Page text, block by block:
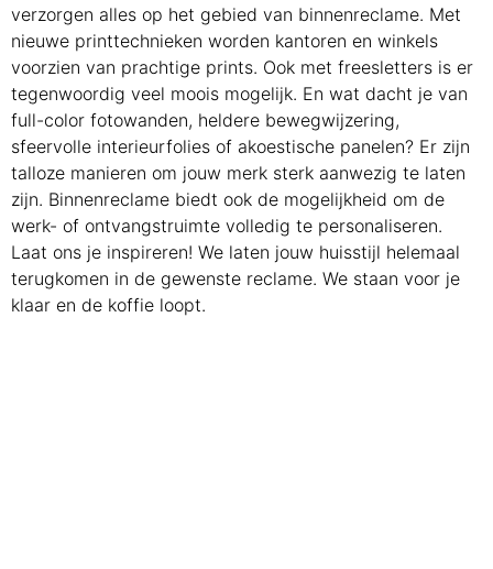
verzorgen alles op het gebied van binnenreclame. Met
nieuwe printtechnieken worden kantoren en winkels
voorzien van prachtige prints. Ook met freesletters is er
tegenwoordig veel moois mogelijk. En wat dacht je van
full-color fotowanden, heldere bewegwijzering,
sfeervolle interieurfolies of akoestische panelen? Er zijn
talloze manieren om jouw merk sterk aanwezig te laten
zijn. Binnenreclame biedt ook de mogelijkheid om de
werk- of ontvangstruimte volledig te personaliseren.
Laat ons je inspireren! We laten jouw huisstijl helemaal
terugkomen in de gewenste reclame. We staan voor je
klaar en de koffie loopt.